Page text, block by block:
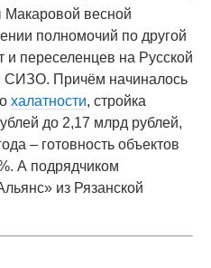
Макаровой весной
полномочий по другой
и переселенцев на Русской
СИЗО. Причём начиналось
халатности, стройка
до 2,17 млрд рублей,
– готовность объектов
А подрядчиком
из Рязанской